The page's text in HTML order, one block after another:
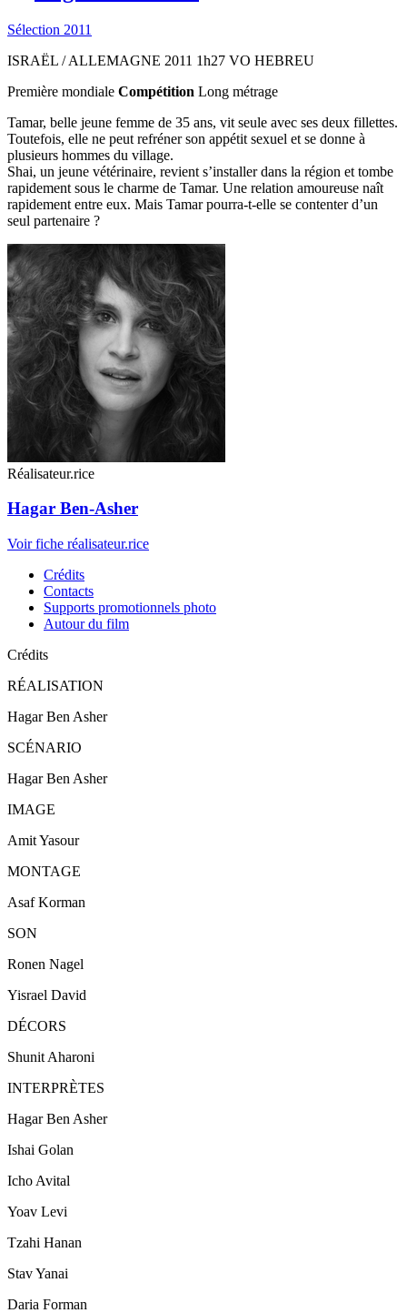
Sélection 2011
ISRAËL / ALLEMAGNE 2011 1h27 VO HEBREU
Première mondiale Compétition Long métrage
Tamar, belle jeune femme de 35 ans, vit seule avec ses deux fillettes.
Toutefois, elle ne peut refréner son appétit sexuel et se donne à
plusieurs hommes du village.
Shai, un jeune vétérinaire, revient s’installer dans la région et tombe
rapidement sous le charme de Tamar. Une relation amoureuse naît
rapidement entre eux. Mais Tamar pourra-t-elle se contenter d’un
seul partenaire ?
Réalisateur.rice
Hagar Ben-Asher
Voir fiche réalisateur.rice
Crédits
Contacts
Supports promotionnels photo
Autour du film
Crédits
RÉALISATION
Hagar Ben Asher
SCÉNARIO
Hagar Ben Asher
IMAGE
Amit Yasour
MONTAGE
Asaf Korman
SON
Ronen Nagel
Yisrael David
DÉCORS
Shunit Aharoni
INTERPRÈTES
Hagar Ben Asher
Ishai Golan
Icho Avital
Yoav Levi
Tzahi Hanan
Stav Yanai
Daria Forman